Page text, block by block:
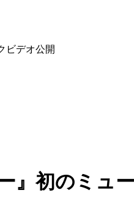
ビデオ公開
』初のミュ